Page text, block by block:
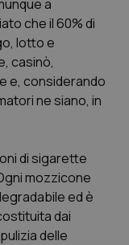
a
che il 60% di
lotto e
casinò,
e, considerando
ne siano, in
di sigarette
mozzicone
ed è
dai
delle